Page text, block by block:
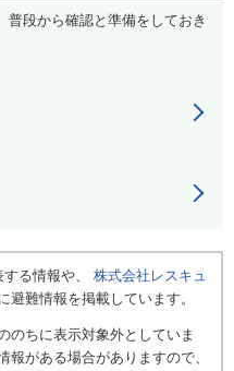
普段から確認と準備をしておき
る情報や、 株式会社レスキュ
難情報を掲載しています。
のちに表示対象外としていま
がある場合がありますので、